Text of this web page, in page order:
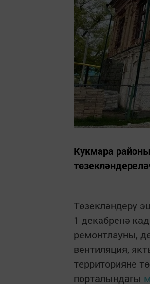
Кукмара
Төзекләндерү
1 декабренә
ремонтлауны,
вентиляция,
территорияне
порталындагы